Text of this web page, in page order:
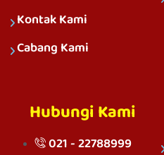
Kontak Kami
Cabang Kami
Hubungi Kami
021 - 22788999